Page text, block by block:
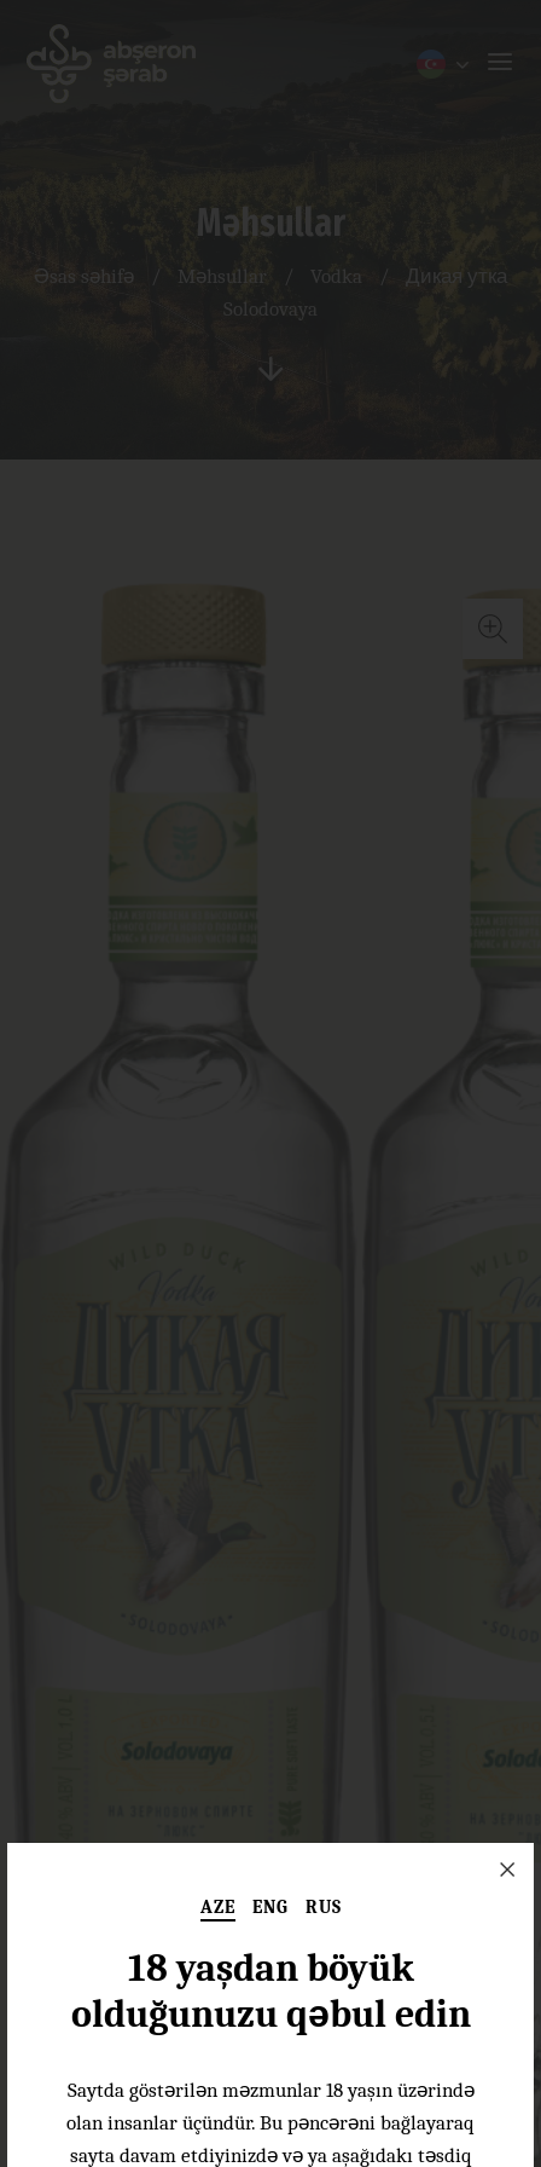
Məhsullar
Əsas səhifə / Məhsullar / Vodka /
Дикая утка
Solodovaya
AZE ENG RUS
18 yaşdan böyük
olduğunuzu qəbul edin
Saytda göstərilən məzmunlar 18 yaşın üzərində
olan insanlar üçündür. Bu pəncərəni bağlayaraq
sayta davam etdiyinizdə və ya aşağıdakı təsdiq